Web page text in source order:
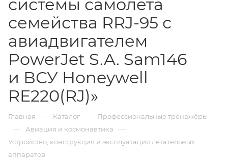
системы самолета
семейства RRJ-95 с
авиадвигателем
PowerJet S.A. Sam146
и ВСУ Honeywell
RE220(RJ)»
Главная — Каталог — Профессиональные тренажёры
— Авиация и космонавтика —
Устройство, конструкция и эксплуатация летательных
аппаратов